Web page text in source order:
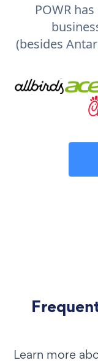
POWR
(besides
Learn more